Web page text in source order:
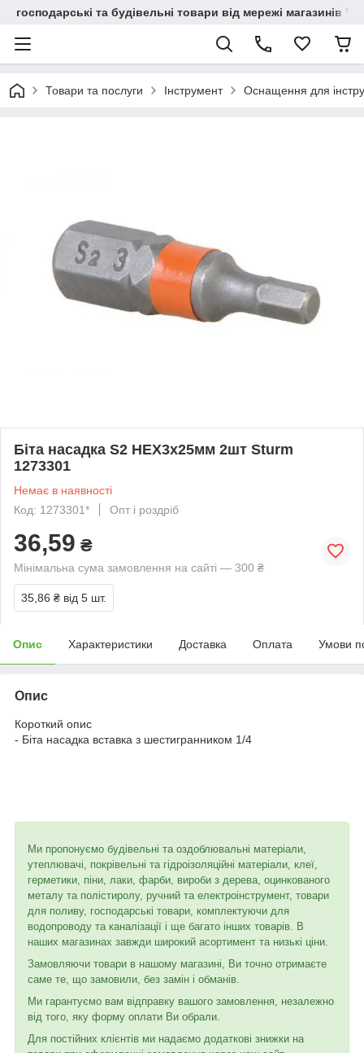
господарські та будівельні товари від мережі магазинів
Товари та послуги Інструмент Оснащення для
Біта насадка S2 HEX3x25мм 2шт Sturm
1273301
Немає в наявності
Код: 1273301*
Опт і роздріб
36,59 ₴
Мінімальна сума замовлення на сайті — 300 ₴
35,86 ₴ від 5 шт.
Опис Характеристики Доставка Оплата Умови
Опис
Короткий опис
- Біта насадка вставка з шестигранником 1/4
Ми пропонуємо будівельні та оздоблювальні матеріали,
утеплювачі, покрівельні та гідроізоляційні матеріали, клеї,
герметики, піни, лаки, фарби, вироби з дерева, оцинкованого
металу та полістиролу, ручний та електроінструмент, товари
для поливу, господарські товари, комплектуючи для
водопроводу та каналізації і ще багато інших товарів. В
наших магазинах завжди широкий асортимент та низькі ціни.
Замовляючи товари в нашому магазині, Ви точно отримаєте
саме те, що замовили, без замін і обманів.
Ми гарантуємо вам відправку вашого замовлення, незалежно
від того, яку форму оплати Ви обрали.
Для постійних клієнтів ми надаємо додаткові знижки на